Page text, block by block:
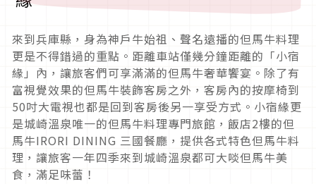
來到兵庫縣，身為神戶牛始祖、聲名遠播的但馬牛料理
更是不得錯過的重點。距離車站僅幾分鐘距離的「小宿
緣」內，讓旅客們可享滿滿的但馬牛奢華饗宴。除了有
富視覺效果的但馬牛裝飾客房之外，客房內的按摩椅到
50吋大電視也都是回到客房後另一享受方式。小宿緣更
是城崎溫泉唯一的但馬牛料理專門旅館，飯店2樓的但
馬牛IRORI DINING 三國餐廳，提供各式特色但馬牛料
理，讓旅客一年四季來到城崎溫泉都可大啖但馬牛美
食，滿足味蕾！